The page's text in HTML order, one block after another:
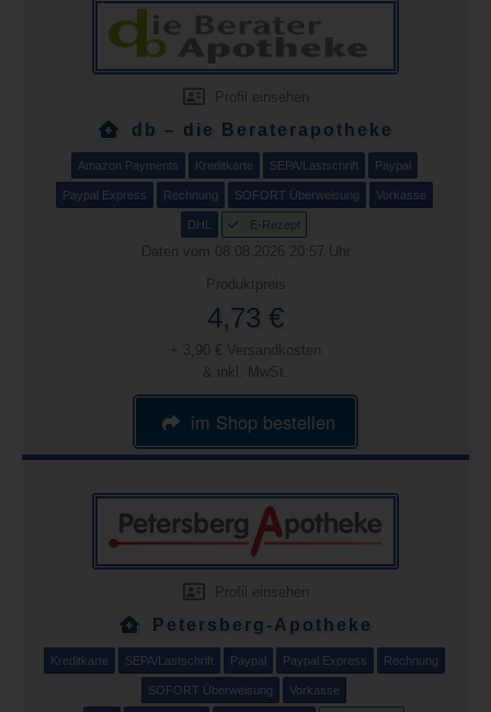
Profil einsehen
db – die Beraterapotheke
Amazon Payments Kreditkarte SEPA/Lastschrift Paypal
Paypal Express Rechnung SOFORT Überweisung Vorkasse
DHL E-Rezept
Daten vom 08.08.2026 20:57 Uhr
Produktpreis
4,73 €
+ 3,90 € Versandkosten
& inkl. MwSt.
im Shop bestellen
Profil einsehen
Petersberg-Apotheke
Kreditkarte SEPA/Lastschrift Paypal Paypal Express Rechnung
SOFORT Überweisung Vorkasse